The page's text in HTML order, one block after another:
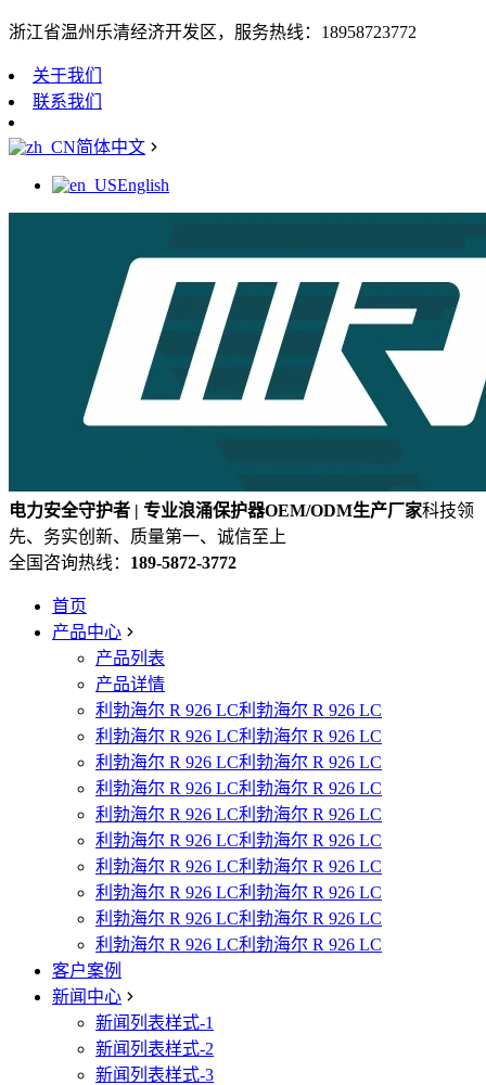
浙江省温州乐清经济开发区，服务热线：18958723772
关于我们
联系我们
简体中文
English
电力安全守护者 | 专业浪涌保护器OEM/ODM生产厂家科技领
先、务实创新、质量第一、诚信至上
全国咨询热线： 189-5872-3772
首页
产品中心
产品列表
产品详情
利勃海尔 R 926 LC利勃海尔 R 926 LC
利勃海尔 R 926 LC利勃海尔 R 926 LC
利勃海尔 R 926 LC利勃海尔 R 926 LC
利勃海尔 R 926 LC利勃海尔 R 926 LC
利勃海尔 R 926 LC利勃海尔 R 926 LC
利勃海尔 R 926 LC利勃海尔 R 926 LC
利勃海尔 R 926 LC利勃海尔 R 926 LC
利勃海尔 R 926 LC利勃海尔 R 926 LC
利勃海尔 R 926 LC利勃海尔 R 926 LC
利勃海尔 R 926 LC利勃海尔 R 926 LC
客户案例
新闻中心
新闻列表样式-1
新闻列表样式-2
新闻列表样式-3